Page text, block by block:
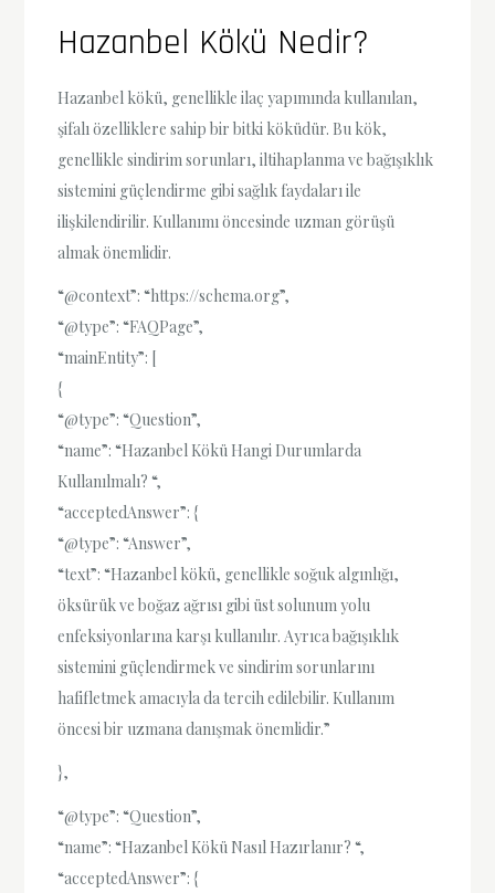
Hazanbel Kökü Nedir?
Hazanbel kökü, genellikle ilaç yapımında kullanılan,
şifalı özelliklere sahip bir bitki köküdür. Bu kök,
genellikle sindirim sorunları, iltihaplanma ve bağışıklık
sistemini güçlendirme gibi sağlık faydaları ile
ilişkilendirilir. Kullanımı öncesinde uzman görüşü
almak önemlidir.
“@context”: “https://schema.org”,
“@type”: “FAQPage”,
“mainEntity”: [
{
“@type”: “Question”,
“name”: “Hazanbel Kökü Hangi Durumlarda
Kullanılmalı? “,
“acceptedAnswer”: {
“@type”: “Answer”,
“text”: “Hazanbel kökü, genellikle soğuk algınlığı,
öksürük ve boğaz ağrısı gibi üst solunum yolu
enfeksiyonlarına karşı kullanılır. Ayrıca bağışıklık
sistemini güçlendirmek ve sindirim sorunlarını
hafifletmek amacıyla da tercih edilebilir. Kullanım
öncesi bir uzmana danışmak önemlidir.”
},
“@type”: “Question”,
“name”: “Hazanbel Kökü Nasıl Hazırlanır? “,
“acceptedAnswer”: {